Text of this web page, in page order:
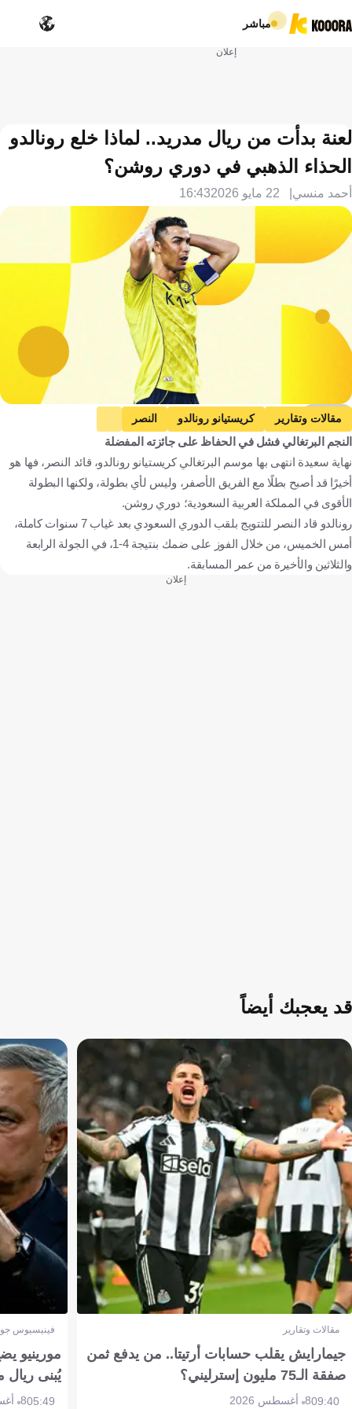
مباشر
إعلان
لعنة بدأت من ريال مدريد.. لماذا خلع رونالدو
الحذاء الذهبي في دوري روشن؟
أحمد منسي 22 مايو 2026 16:43
kooora
مقالات وتقارير كريستيانو رونالدو
النصر
دوري روشن السعودي
خوليان كينيونيس
إيفان توني
الأهلي
القادسية ريال مدريد
الدوري الإسباني
مانشستر يونايتد
يوفنتوس
الدوري الإنجليزي الممتاز
الدوري الإيطالي
البرتغال المملكة العربية السعودية
المكسيك
إنجلترا
إسبانيا إيطاليا كرة قدم
النجم البرتغالي فشل في الحفاظ على جائزته المفضلة
نهاية سعيدة انتهى بها موسم البرتغالي كريستيانو رونالدو، قائد النصر، فها هو
أخيرًا قد أصبح بطلًا مع الفريق الأصفر، وليس لأي بطولة، ولكنها البطولة
الأقوى في المملكة العربية السعودية؛ دوري روشن.
رونالدو قاد النصر للتتويج بلقب الدوري السعودي بعد غياب 7 سنوات كاملة،
أمس الخميس، من خلال الفوز على ضمك بنتيجة 4-1، في الجولة الرابعة
والثلاثين والأخيرة من عمر المسابقة.
إعلان
قد يعجبك أيضاً
مقالات وتقارير
جيمارايش يقلب حسابات أرتيتا.. من يدفع ثمن
صفقة الـ75 مليون إسترليني؟
09:408 أغسطس 2026
فينيسيوس
مورينيو
يُبنى ريال
05:498 أغسطس 2026